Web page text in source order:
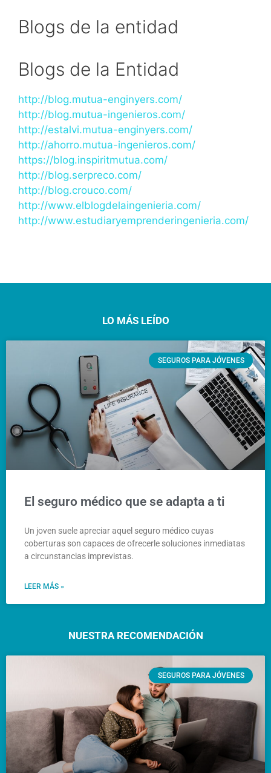
Blogs de la entidad
Blogs de la Entidad
http://blog.mutua-enginyers.com/
http://blog.mutua-ingenieros.com/
http://estalvi.mutua-enginyers.com/
http://ahorro.mutua-ingenieros.com/
https://blog.inspiritmutua.com/
http://blog.serpreco.com/
http://blog.crouco.com/
http://www.elblogdelaingenieria.com/
http://www.estudiaryemprenderingenieria.com/
LO MÁS LEÍDO
SEGUROS PARA JÓVENES
El seguro médico que se adapta a ti
Un joven suele apreciar aquel seguro médico cuyas
coberturas son capaces de ofrecerle soluciones inmediatas
a circunstancias imprevistas.
LEER MÁS »
NUESTRA RECOMENDACIÓN
SEGUROS PARA JÓVENES